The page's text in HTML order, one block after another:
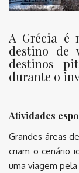
A Grécia é
destino de
destinos
durante o
Atividades
Grandes áreas
criam o cenário
uma viagem pela